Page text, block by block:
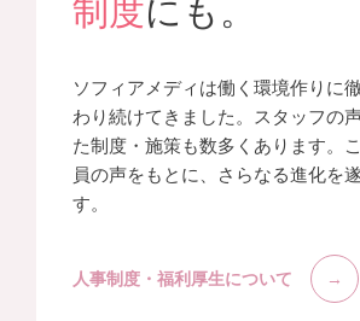
制度にも。
ソフィアメディは働く環境作りに
わり続けてきました。スタッフの
た制度・施策も数多くあります。
員の声をもとに、さらなる進化を
す。
人事制度・福利厚生について